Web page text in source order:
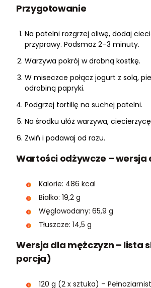
Przygotowanie
Na patelni rozgrzej oliwę, dodaj
przyprawy. Podsmaż 2–3 minuty.
Warzywa pokrój w drobną kostkę.
W miseczce połącz jogurt z solą,
odrobiną papryki.
Podgrzej tortillę na suchej patelni.
Na środku ułóż warzywa,
Zwiń i podawaj od razu.
Wartości odżywcze – wersja
Kalorie: 486 kcal
Białko: 19,2 g
Węglowodany: 65,9 g
Tłuszcze: 14,5 g
Wersja dla mężczyzn – lista
porcja)
120 g (2 x sztuka) –